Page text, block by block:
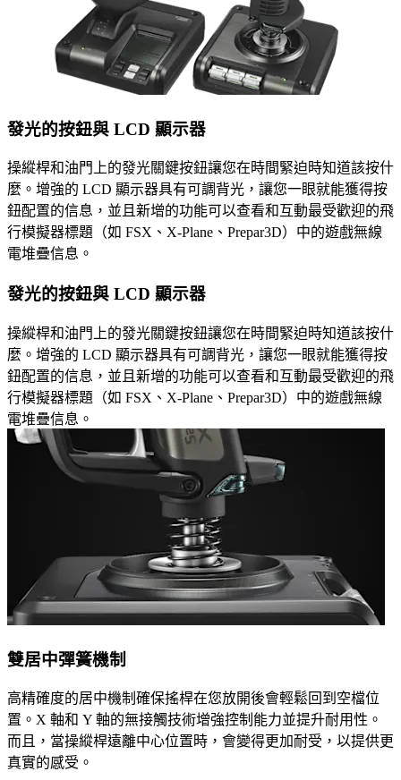
發光的按鈕與 LCD 顯示器
操縱桿和油門上的發光關鍵按鈕讓您在時間緊迫時知道該按什
麼。增強的 LCD 顯示器具有可調背光，讓您一眼就能獲得按
鈕配置的信息，並且新增的功能可以查看和互動最受歡迎的飛
行模擬器標題（如 FSX、X-Plane、Prepar3D）中的遊戲無線
電堆疊信息。
發光的按鈕與 LCD 顯示器
操縱桿和油門上的發光關鍵按鈕讓您在時間緊迫時知道該按什
麼。增強的 LCD 顯示器具有可調背光，讓您一眼就能獲得按
鈕配置的信息，並且新增的功能可以查看和互動最受歡迎的飛
行模擬器標題（如 FSX、X-Plane、Prepar3D）中的遊戲無線
電堆疊信息。
雙居中彈簧機制
高精確度的居中機制確保搖桿在您放開後會輕鬆回到空檔位
置。X 軸和 Y 軸的無接觸技術增強控制能力並提升耐用性。
而且，當操縱桿遠離中心位置時，會變得更加耐受，以提供更
真實的感受。